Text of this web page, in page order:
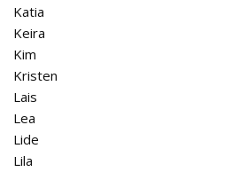
Katia
Keira
Kim
Kristen
Lais
Lea
Lide
Lila